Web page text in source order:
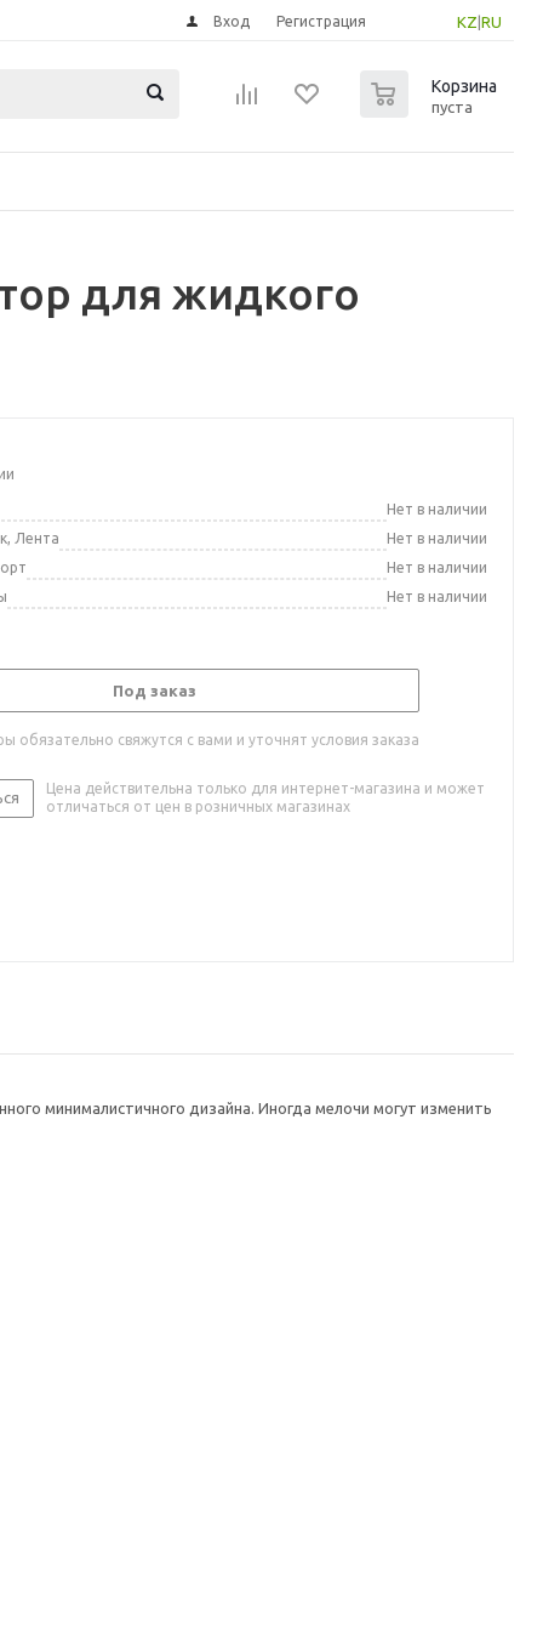
KZ RU
Вход Регистрация
Корзина
пуста
для жидкого
Нет в наличии
Лента
Нет в наличии
Нет в наличии
Нет в наличии
Под заказ
обязательно свяжутся с вами и уточнят условия заказа
Цена действительна только для интернет-магазина и может
отличаться от цен в розничных магазинах
минималистичного дизайна. Иногда мелочи могут изменить